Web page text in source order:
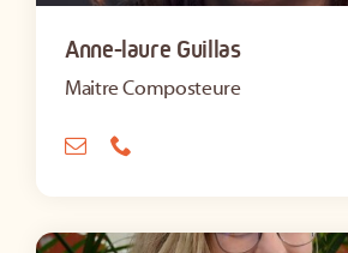
Anne-laure Guillas
Maitre Composteure